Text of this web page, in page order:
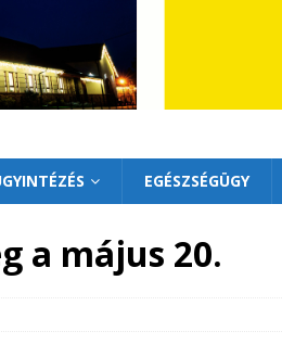
EGÉSZSÉGÜGY
a május 20.